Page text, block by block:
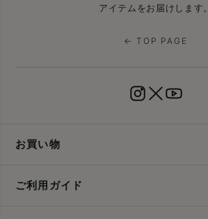
アイテムをお届けします。
← TOP PAGE
お買い物
ご利用ガイド